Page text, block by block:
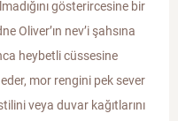
gösterircesine bir
Oliver’ın nev’i şahsına
heybetli cüssesine
mor rengini pek sever
veya duvar kağıtlarını